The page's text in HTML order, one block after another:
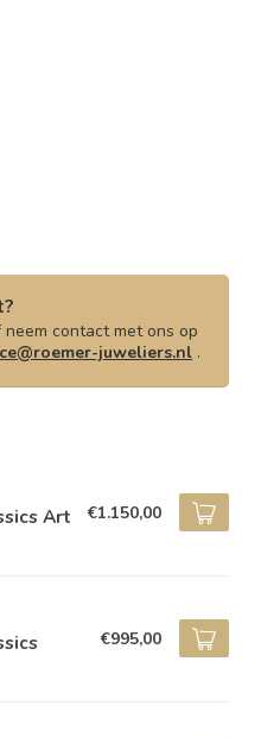
contact met ons op
juweliers.nl .
Art €1.150,00
€995,00